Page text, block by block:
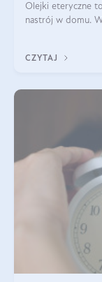
Olejki eteryczne
nastrój w domu.
kryteria wyboru!
CZYTAJ